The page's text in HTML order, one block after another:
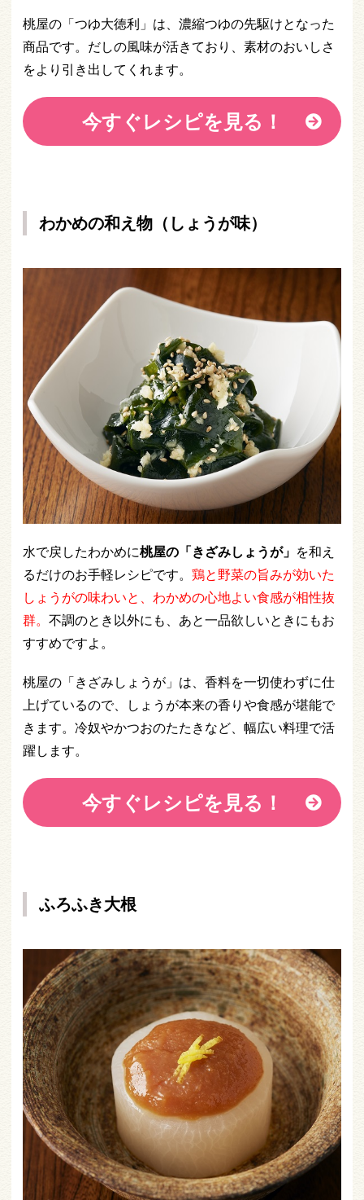
桃屋の「つゆ大徳利」は、濃縮つゆの先駆けとなった
商品です。だしの風味が活きており、素材のおいしさ
をより引き出してくれます。
今すぐレシピを見る！
わかめの和え物（しょうが味）
水で戻したわかめに桃屋の「きざみしょうが」 を和え
るだけのお手軽レシピです。 鶏と野菜の旨みが効いた
しょうがの味わいと、わかめの心地よい食感が相性抜
群。 不調のとき以外にも、あと一品欲しいときにもお
すすめですよ。
桃屋の「きざみしょうが」は、香料を一切使わずに仕
上げているので、しょうが本来の香りや食感が堪能で
きます。冷奴やかつおのたたきなど、幅広い料理で活
躍します。
今すぐレシピを見る！
ふろふき大根